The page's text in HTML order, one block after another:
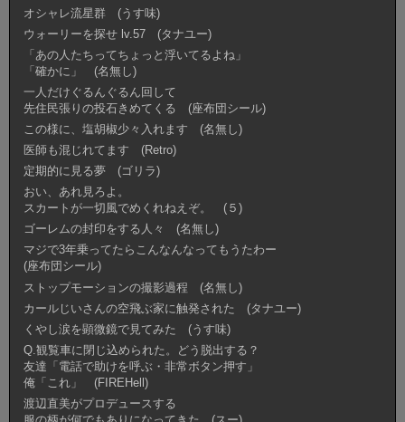
オシャレ流星群 (うす味)
ウォーリーを探せ lv.57 (タナユー)
「あの人たちってちょっと浮いてるよね」
「確かに」 (名無し)
一人だけぐるんぐるん回して
先住民張りの投石きめてくる (座布団シール)
この様に、塩胡椒少々入れます (名無し)
医師も混じれてます (Retro)
定期的に見る夢 (ゴリラ)
おい、あれ見ろよ。
スカートが一切風でめくれねえぞ。 (５)
ゴーレムの封印をする人々 (名無し)
マジで3年乗ってたらこんなんなってもうたわー
(座布団シール)
ストップモーションの撮影過程 (名無し)
カールじいさんの空飛ぶ家に触発された (タナユー)
くやし涙を顕微鏡で見てみた (うす味)
Q.観覧車に閉じ込められた。どう脱出する？
友達「電話で助けを呼ぶ・非常ボタン押す」
俺「これ」 (FIREHell)
渡辺直美がプロデュースする